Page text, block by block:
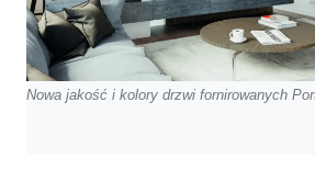
Nowa jakość i kolory drzwi fornirowanych